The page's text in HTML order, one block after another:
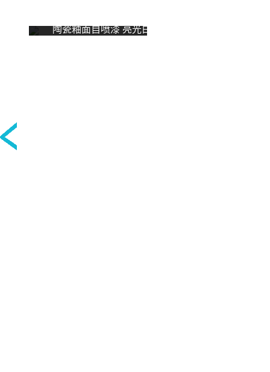
陶瓷釉面自喷漆 亮光白哑光白